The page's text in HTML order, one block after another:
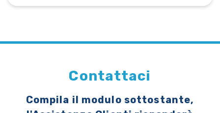
Contattaci
Compila il modulo sottostante,